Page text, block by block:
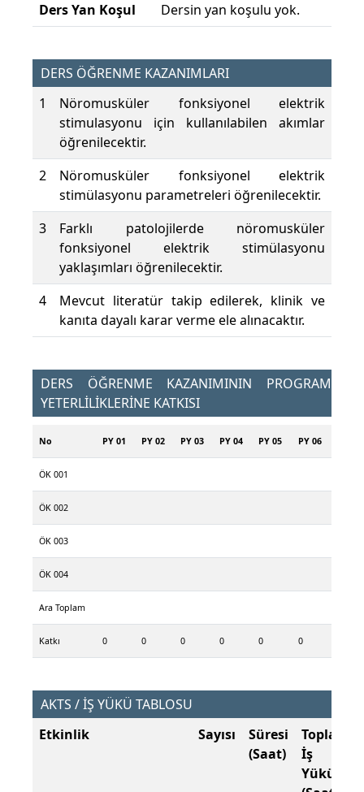
Ders Yan Koşul
Dersin yan koşulu yok.
DERS ÖĞRENME KAZANIMLARI
1
Nöromusküler fonksiyonel elektrik
stimulasyonu için kullanılabilen akımlar
öğrenilecektir.
2
Nöromusküler fonksiyonel elektrik
stimülasyonu parametreleri öğrenilecektir.
3
Farklı patolojilerde nöromusküler
fonksiyonel elektrik stimülasyonu
yaklaşımları öğrenilecektir.
4
Mevcut literatür takip edilerek, klinik ve
kanıta dayalı karar verme ele alınacaktır.
DERS ÖĞRENME KAZANIMININ PROGRAM
YETERLİLİKLERİNE KATKISI
No PY 01 PY 02 PY 03 PY 04 PY 05 PY 06
ÖK 001
ÖK 002
ÖK 003
ÖK 004
Ara Toplam
Katkı 0 0 0 0 0 0
AKTS / İŞ YÜKÜ TABLOSU
Etkinlik
Sayısı
Süresi
(Saat)
Toplam
İş
Yükü